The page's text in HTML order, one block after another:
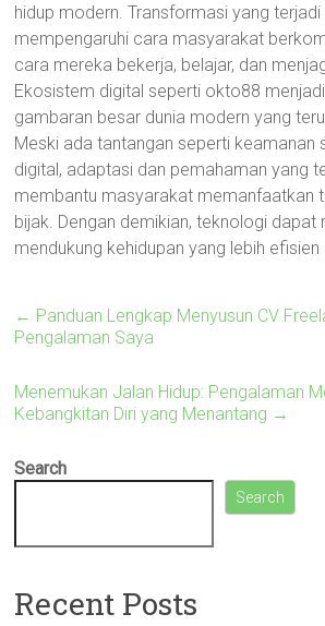
hidup modern. Transformasi yang
mempengaruhi cara masyarakat
cara mereka bekerja, belajar, dan
Ekosistem digital seperti okto88
gambaran besar dunia modern yang
Meski ada tantangan seperti keamanan
digital, adaptasi dan pemahaman yang
membantu masyarakat memanfaatkan
bijak. Dengan demikian, teknologi dapat
mendukung kehidupan yang lebih efisien
← Panduan Lengkap Menyusun CV
Pengalaman Saya
Menemukan Jalan Hidup: Pengalaman
Kebangkitan Diri yang Menantang →
Search
Search
Recent Posts